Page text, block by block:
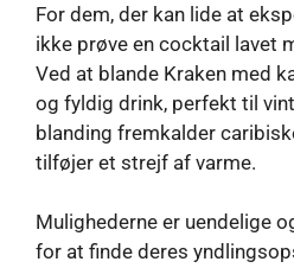
For dem, der kan lide at
ikke prøve en cocktail lavet
Ved at blande Kraken med
og fyldig drink, perfekt til
blanding fremkalder
tilføjer et strejf af varme.
Mulighederne er uendelige
for at finde deres